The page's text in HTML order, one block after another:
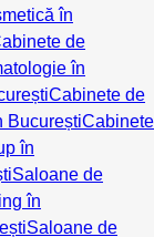
în
de
în
Cabinete de
BucureștiCabinete
în
Saloane de
în
Saloane de